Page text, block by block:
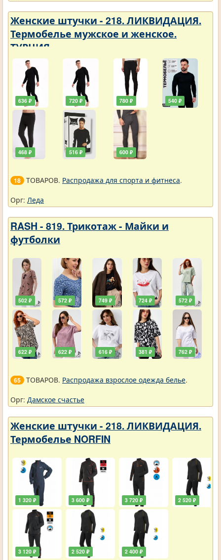
Женские штучки - 218. ЛИКВИДАЦИЯ.
Термобелье мужское и женское.
ТУРЦИЯ
636 ₽
468 ₽
720 ₽
516 ₽
780 ₽
600 ₽
540 ₽
18 ТОВАРОВ. Распродажа для спорта и фитнеса.
Орг: Леда
RASH - 819. Трикотаж - Майки и
футболки
502 ₽
622 ₽
572 ₽
622 ₽
749 ₽
616 ₽
724 ₽
381 ₽
572 ₽
762 ₽
65 ТОВАРОВ. Распродажа взрослое одежда белье.
Орг: Дамское счастье
Женские штучки - 218. ЛИКВИДАЦИЯ.
Термобелье NORFIN
1 320 ₽
3 120 ₽
3 600 ₽
2 520 ₽
3 720 ₽
2 400 ₽
2 520 ₽